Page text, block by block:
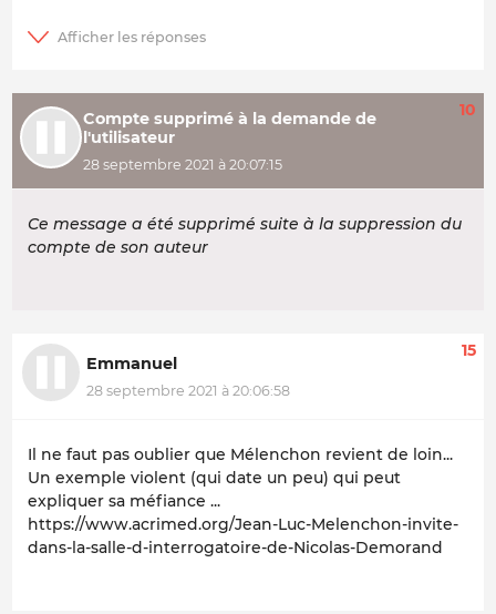
Compte supprimé à la demande de
l'utilisateur
28 septembre 2021 à 20:07:15
10
Ce message a été supprimé suite à la suppression du
compte de son auteur
Emmanuel
28 septembre 2021 à 20:06:58
15
Il ne faut pas oublier que Mélenchon revient de loin...
Un exemple violent (qui date un peu) qui peut
expliquer sa méfiance ...
https://www.acrimed.org/Jean-Luc-Melenchon-invite-
dans-la-salle-d-interrogatoire-de-Nicolas-Demorand